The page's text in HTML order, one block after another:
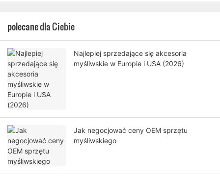
polecane dla Ciebie
Najlepiej sprzedające się akcesoria
myśliwskie w Europie i USA (2026)
Jak negocjować ceny OEM sprzętu
myśliwskiego